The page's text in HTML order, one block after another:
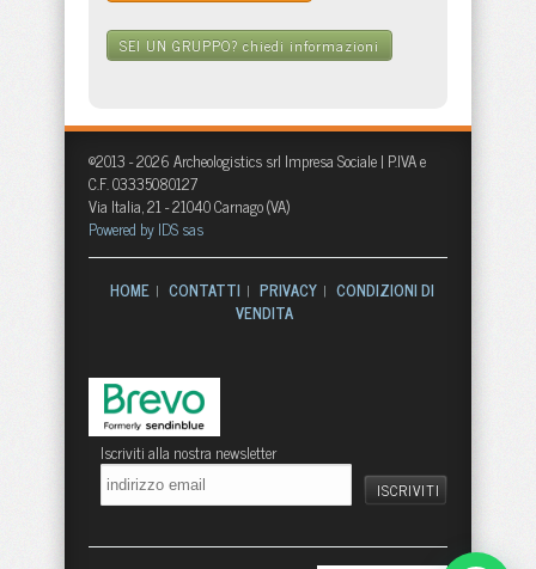
SEI UN GRUPPO? chiedi informazioni
©2013 - 2026 Archeologistics srl Impresa Sociale | P.IVA e
C.F. 03335080127
Via Italia, 21 - 21040 Carnago (VA)
Powered by IDS sas
HOME | CONTATTI | PRIVACY | CONDIZIONI DI
VENDITA
Iscriviti alla nostra newsletter